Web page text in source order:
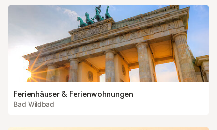
Ferienhäuser & Ferienwohnungen
Bad Wildbad